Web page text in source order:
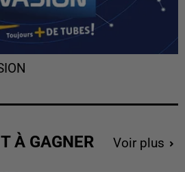
À GAGNER Voir plus